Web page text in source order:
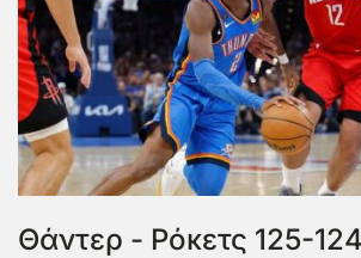
Θάντερ - Ρόκετς 125-